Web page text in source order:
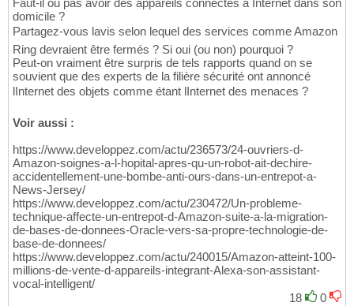
Faut-il ou pas avoir des appareils connectés à Internet dans son
domicile ?
Partagez-vous lavis selon lequel des services comme Amazon
Ring devraient être fermés ? Si oui (ou non) pourquoi ?
Peut-on vraiment être surpris de tels rapports quand on se
souvient que des experts de la filière sécurité ont annoncé
lInternet des objets comme étant lInternet des menaces ?
Voir aussi :
https://www.developpez.com/actu/236573/24-ouvriers-d-
Amazon-soignes-a-l-hopital-apres-qu-un-robot-ait-dechire-
accidentellement-une-bombe-anti-ours-dans-un-entrepot-a-
News-Jersey/
https://www.developpez.com/actu/230472/Un-probleme-
technique-affecte-un-entrepot-d-Amazon-suite-a-la-migration-
de-bases-de-donnees-Oracle-vers-sa-propre-technologie-de-
base-de-donnees/
https://www.developpez.com/actu/240015/Amazon-atteint-100-
millions-de-vente-d-appareils-integrant-Alexa-son-assistant-
vocal-intelligent/
18
0